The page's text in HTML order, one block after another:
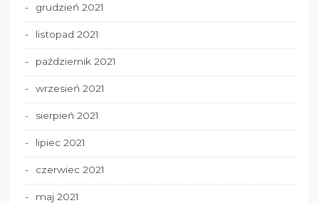
grudzień 2021
listopad 2021
październik 2021
wrzesień 2021
sierpień 2021
lipiec 2021
czerwiec 2021
maj 2021